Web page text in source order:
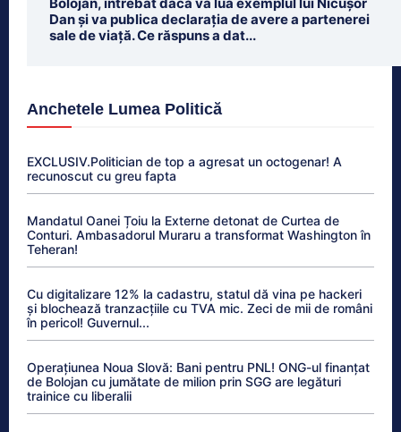
Bolojan, întrebat dacă va lua exemplul lui Nicușor
Dan și va publica declarația de avere a partenerei
sale de viață. Ce răspuns a dat...
Anchetele Lumea Politică
EXCLUSIV.Politician de top a agresat un octogenar! A
recunoscut cu greu fapta
Mandatul Oanei Țoiu la Externe detonat de Curtea de
Conturi. Ambasadorul Muraru a transformat Washington în
Teheran!
Cu digitalizare 12% la cadastru, statul dă vina pe hackeri
și blochează tranzacțiile cu TVA mic. Zeci de mii de români
în pericol! Guvernul...
Operațiunea Noua Slovă: Bani pentru PNL! ONG-ul finanțat
de Bolojan cu jumătate de milion prin SGG are legături
trainice cu liberalii